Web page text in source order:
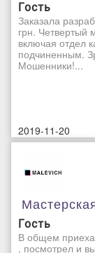
Гость
Заказала
грн. Четвертый
включая отдел
подчиненным.
Мошенники!...
2019-11-20
Гость
В общем
, посмотрел и